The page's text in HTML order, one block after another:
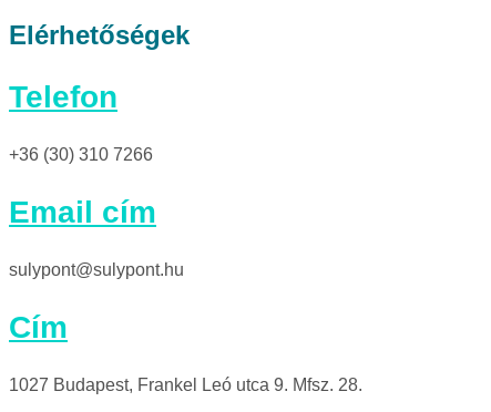
Elérhetőségek
Telefon
+36 (30) 310 7266
Email cím
sulypont@sulypont.hu
Cím
1027 Budapest, Frankel Leó utca 9. Mfsz. 28.